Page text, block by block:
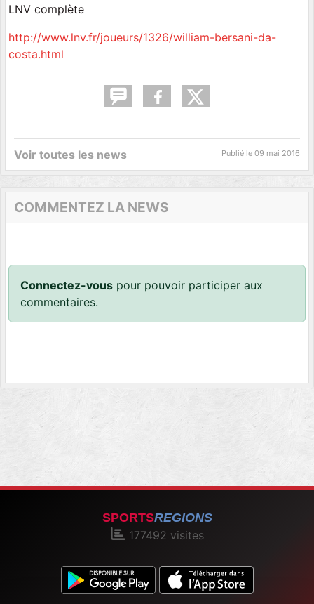
LNV complète
http://www.lnv.fr/joueurs/1326/william-bersani-da-
costa.html
Voir toutes les news Publié le 09 mai 2016
COMMENTEZ LA NEWS
Connectez-vous pour pouvoir participer aux
commentaires.
SPORTSREGIONS
177492 visites